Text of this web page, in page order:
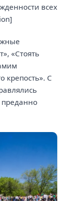
всех
«Стоять
крепость». С